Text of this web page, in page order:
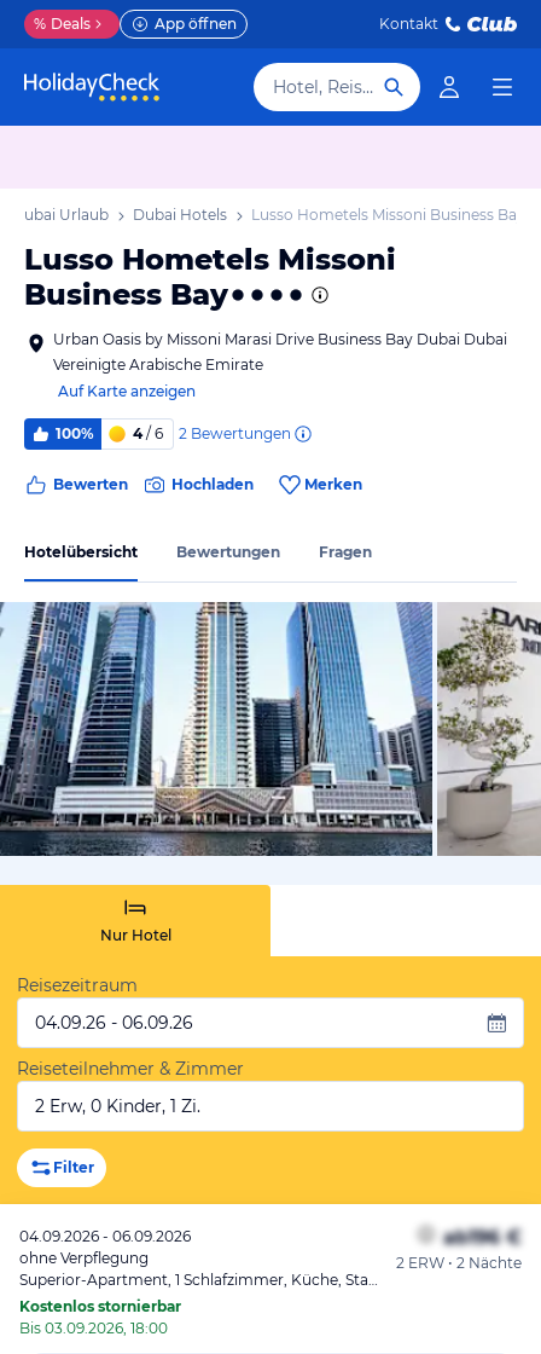
% Deals App öffnen Kontakt
Hotel, Reiseziel
Dubai Urlaub Dubai Hotels Lusso Hometels Missoni Business Bay
Lusso Hometels Missoni
Business Bay
Urban Oasis by Missoni Marasi Drive Business Bay Dubai Dubai
Vereinigte Arabische Emirate
Auf Karte anzeigen
100% 4/ 6 2 Bewertungen
Bewerten Hochladen Merken
Hotelübersicht Bewertungen Fragen
von
Nur Hotel
Reisezeitraum
04.09.26 - 06.09.26
Reiseteilnehmer & Zimmer
2 Erw, 0 Kinder, 1 Zi.
Filter
04.09.2026 - 06.09.2026
ohne Verpflegung
Superior-Apartment, 1 Schlafzimmer, Küche, Stadtblick
Kostenlos stornierbar
Bis 03.09.2026, 18:00
ab196 €
2 ERW • 2 Nächte